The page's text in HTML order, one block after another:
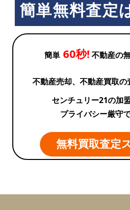
簡単無料査定
簡単 60秒! 不動産の
不動産売却、不動産買取の
センチュリー21の加
プライバシー厳守
無料買取査定